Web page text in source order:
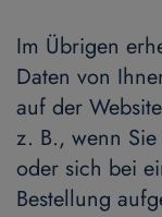
Im Übrigen
Daten von
auf der
z. B., wenn
oder sich bei
Bestellung